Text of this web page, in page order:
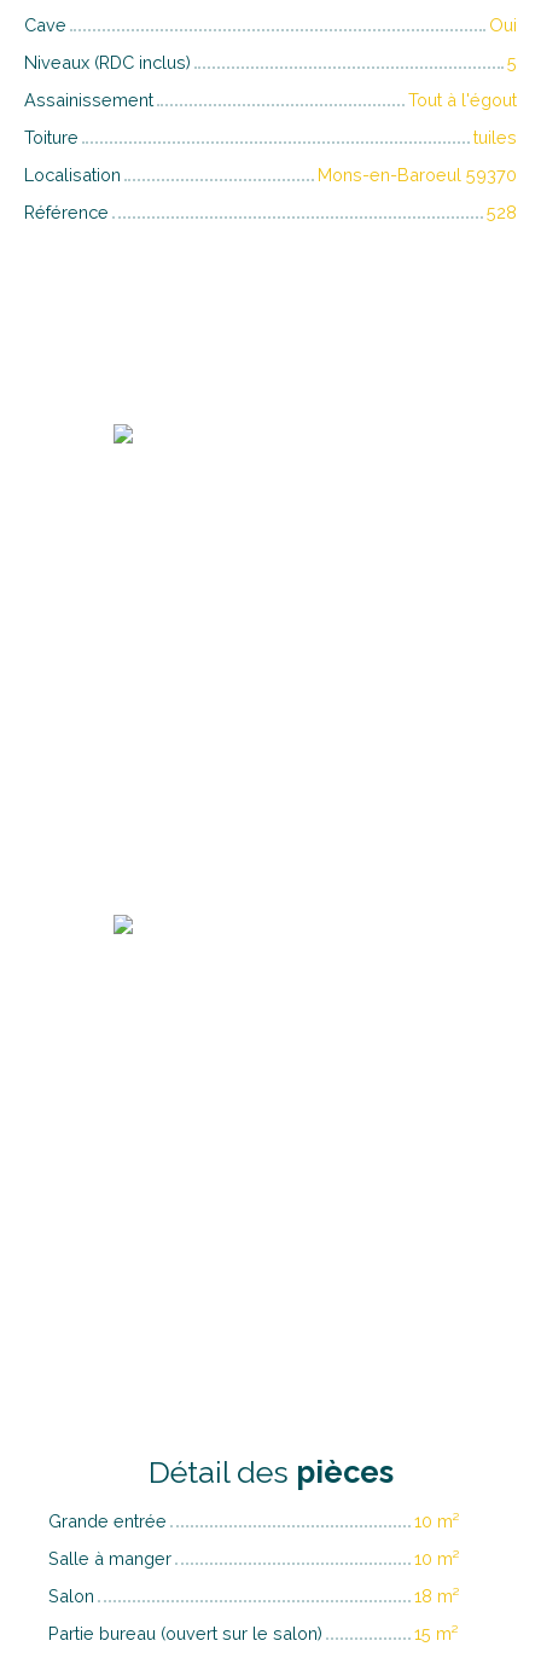
Cave
Oui
Niveaux (RDC inclus)
5
Assainissement
Tout à l'égout
Toiture
tuiles
Localisation
Mons-en-Baroeul 59370
Référence
528
Détail des pièces
Grande entrée
10 m²
Salle à manger
10 m²
Salon
18 m²
Partie bureau (ouvert sur le salon)
15 m²